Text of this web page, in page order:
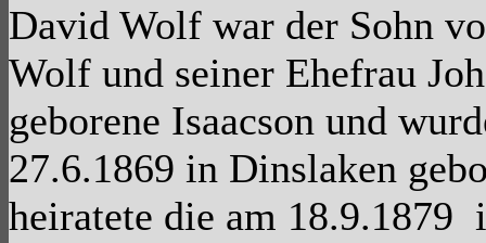
David Wolf war der Sohn
Wolf und seiner Ehefrau
geborene Isaacson und
27.6.1869 in Dinslaken
heiratete die am 18.9.1879